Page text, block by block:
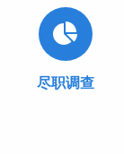
尽职调查